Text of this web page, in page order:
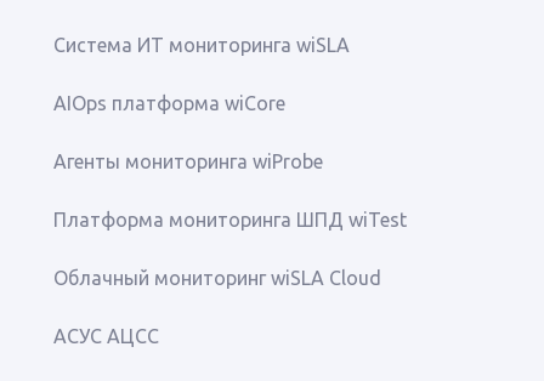
Система ИТ мониторинга wiSLA
AIOps платформа wiCore
Агенты мониторинга wiProbe
Платформа мониторинга ШПД wiTest
Облачный мониторинг wiSLA Cloud
АСУС АЦСС